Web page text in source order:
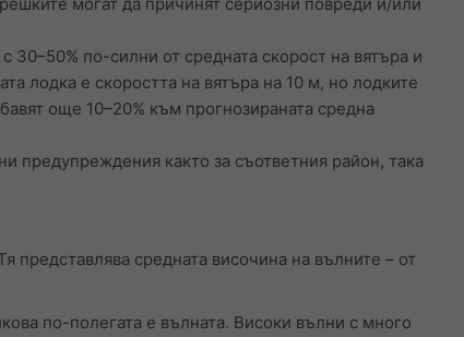
30–50% по-силни от средната скорост на вятъра и
лодка е скоростта на вятъра на 10 м, но лодките
още 10–20% към прогнозираната средна
предупреждения както за съответния район, така
представлява средната височина на вълните – от
по-полегата е вълната. Високи вълни с много